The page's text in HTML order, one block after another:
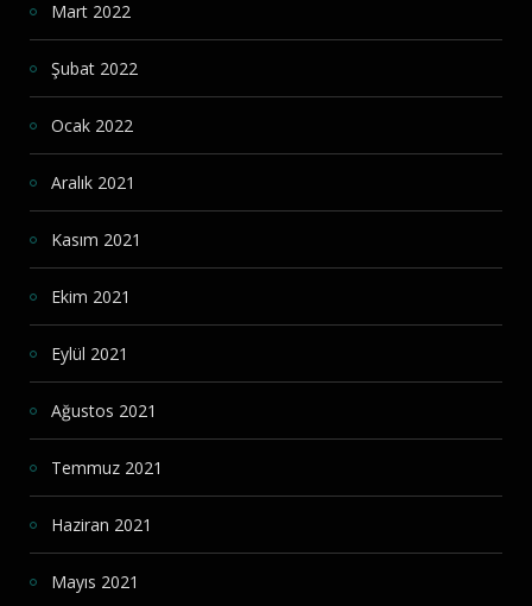
Mart 2022
Şubat 2022
Ocak 2022
Aralık 2021
Kasım 2021
Ekim 2021
Eylül 2021
Ağustos 2021
Temmuz 2021
Haziran 2021
Mayıs 2021